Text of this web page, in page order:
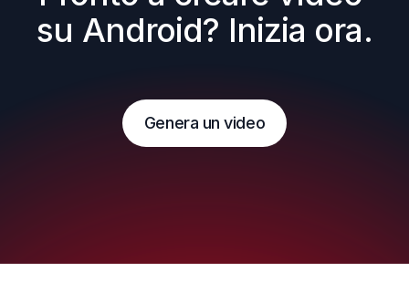
su Android? Inizia ora.
Genera un video